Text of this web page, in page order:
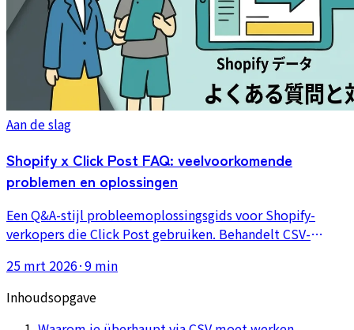
Aan de slag
Shopify x Click Post FAQ: veelvoorkomende
problemen en oplossingen
Een Q&A-stijl probleemoplossingsgids voor Shopify-
verkopers die Click Post gebruiken. Behandelt CSV-
en problemen na verzending.
25 mrt 2026·9 min
Inhoudsopgave